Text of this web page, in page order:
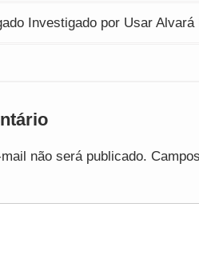
Investigado por Usar
não será publicado.